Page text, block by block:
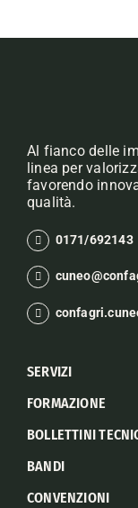
Al fianco delle
linea per
favorendo
qualità.
0171/692143
SERVIZI
FORMAZIONE
BOLLETTINI
BANDI
CONVENZIONI